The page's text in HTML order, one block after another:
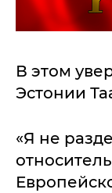
В этом
Эстонии
«Я не